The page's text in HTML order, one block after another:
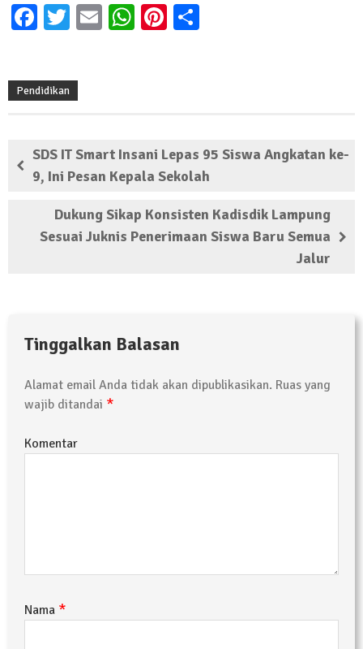
Facebook
Twitter
EmailWhatsApp
Pinterest
Pendidikan
SDS IT Smart Insani Lepas 95 Siswa Angkatan ke-
9, Ini Pesan Kepala Sekolah
Dukung Sikap Konsisten Kadisdik Lampung
Sesuai Juknis Penerimaan Siswa Baru Semua
Jalur
Tinggalkan Balasan
Alamat email Anda tidak akan dipublikasikan. Ruas yang
wajib ditandai *
Komentar
Nama *